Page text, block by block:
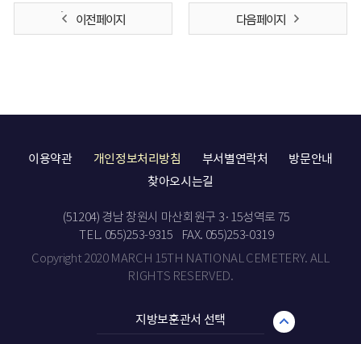
이전 페이지 다음 페이지
이용약관 개인정보처리방침 부서별연락처
방문안내
찾아오시는길
(51204) 경남 창원시 마산회원구 3·15성역로 75
TEL. 055)253-9315
FAX. 055)253-0319
Copyright 2020 MARCH 15TH NATIONAL CEMETERY. ALL
RIGHTS RESERVED.
지방보훈관서 선택